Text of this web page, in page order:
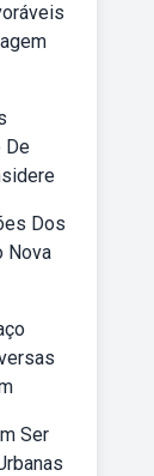
De
Dos
Nova
Ser